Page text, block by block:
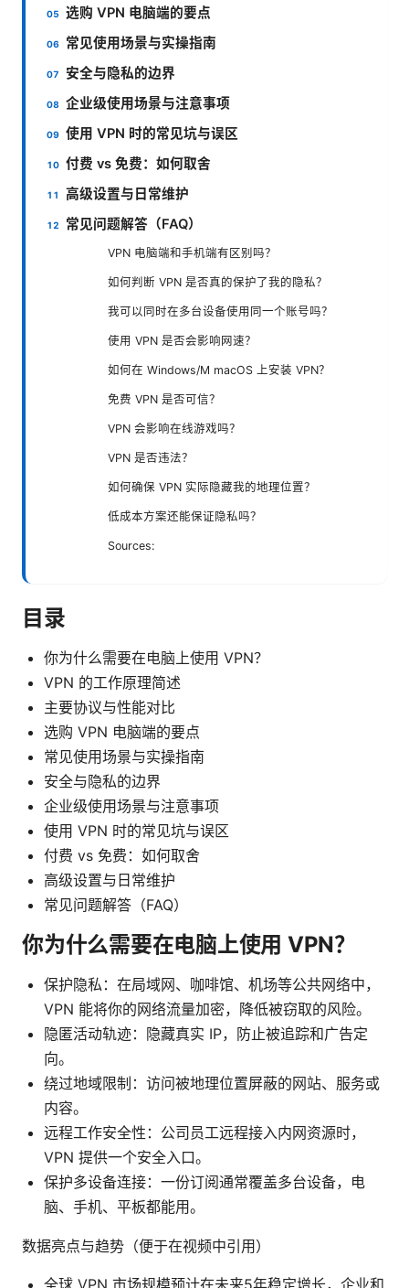
选购 VPN 电脑端的要点
常见使用场景与实操指南
安全与隐私的边界
企业级使用场景与注意事项
使用 VPN 时的常见坑与误区
付费 vs 免费：如何取舍
高级设置与日常维护
常见问题解答（FAQ）
VPN 电脑端和手机端有区别吗？
如何判断 VPN 是否真的保护了我的隐私？
我可以同时在多台设备使用同一个账号吗？
使用 VPN 是否会影响网速？
如何在 Windows/M macOS 上安装 VPN？
免费 VPN 是否可信？
VPN 会影响在线游戏吗？
VPN 是否违法？
如何确保 VPN 实际隐藏我的地理位置？
低成本方案还能保证隐私吗？
Sources:
目录
你为什么需要在电脑上使用 VPN？
VPN 的工作原理简述
主要协议与性能对比
选购 VPN 电脑端的要点
常见使用场景与实操指南
安全与隐私的边界
企业级使用场景与注意事项
使用 VPN 时的常见坑与误区
付费 vs 免费：如何取舍
高级设置与日常维护
常见问题解答（FAQ）
你为什么需要在电脑上使用 VPN？
保护隐私：在局域网、咖啡馆、机场等公共网络中，
VPN 能将你的网络流量加密，降低被窃取的风险。
隐匿活动轨迹：隐藏真实 IP，防止被追踪和广告定
向。
绕过地域限制：访问被地理位置屏蔽的网站、服务或
内容。
远程工作安全性：公司员工远程接入内网资源时，
VPN 提供一个安全入口。
保护多设备连接：一份订阅通常覆盖多台设备，电
脑、手机、平板都能用。
数据亮点与趋势（便于在视频中引用）
全球 VPN 市场规模预计在未来5年稳定增长，企业和